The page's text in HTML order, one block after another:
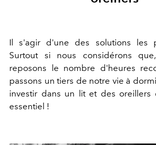
Il s'agir d'une des solutions les
Surtout si nous considérons
reposons le nombre d'heures
passons un tiers de notre vie à
investir dans un lit et des oreillers
essentiel !